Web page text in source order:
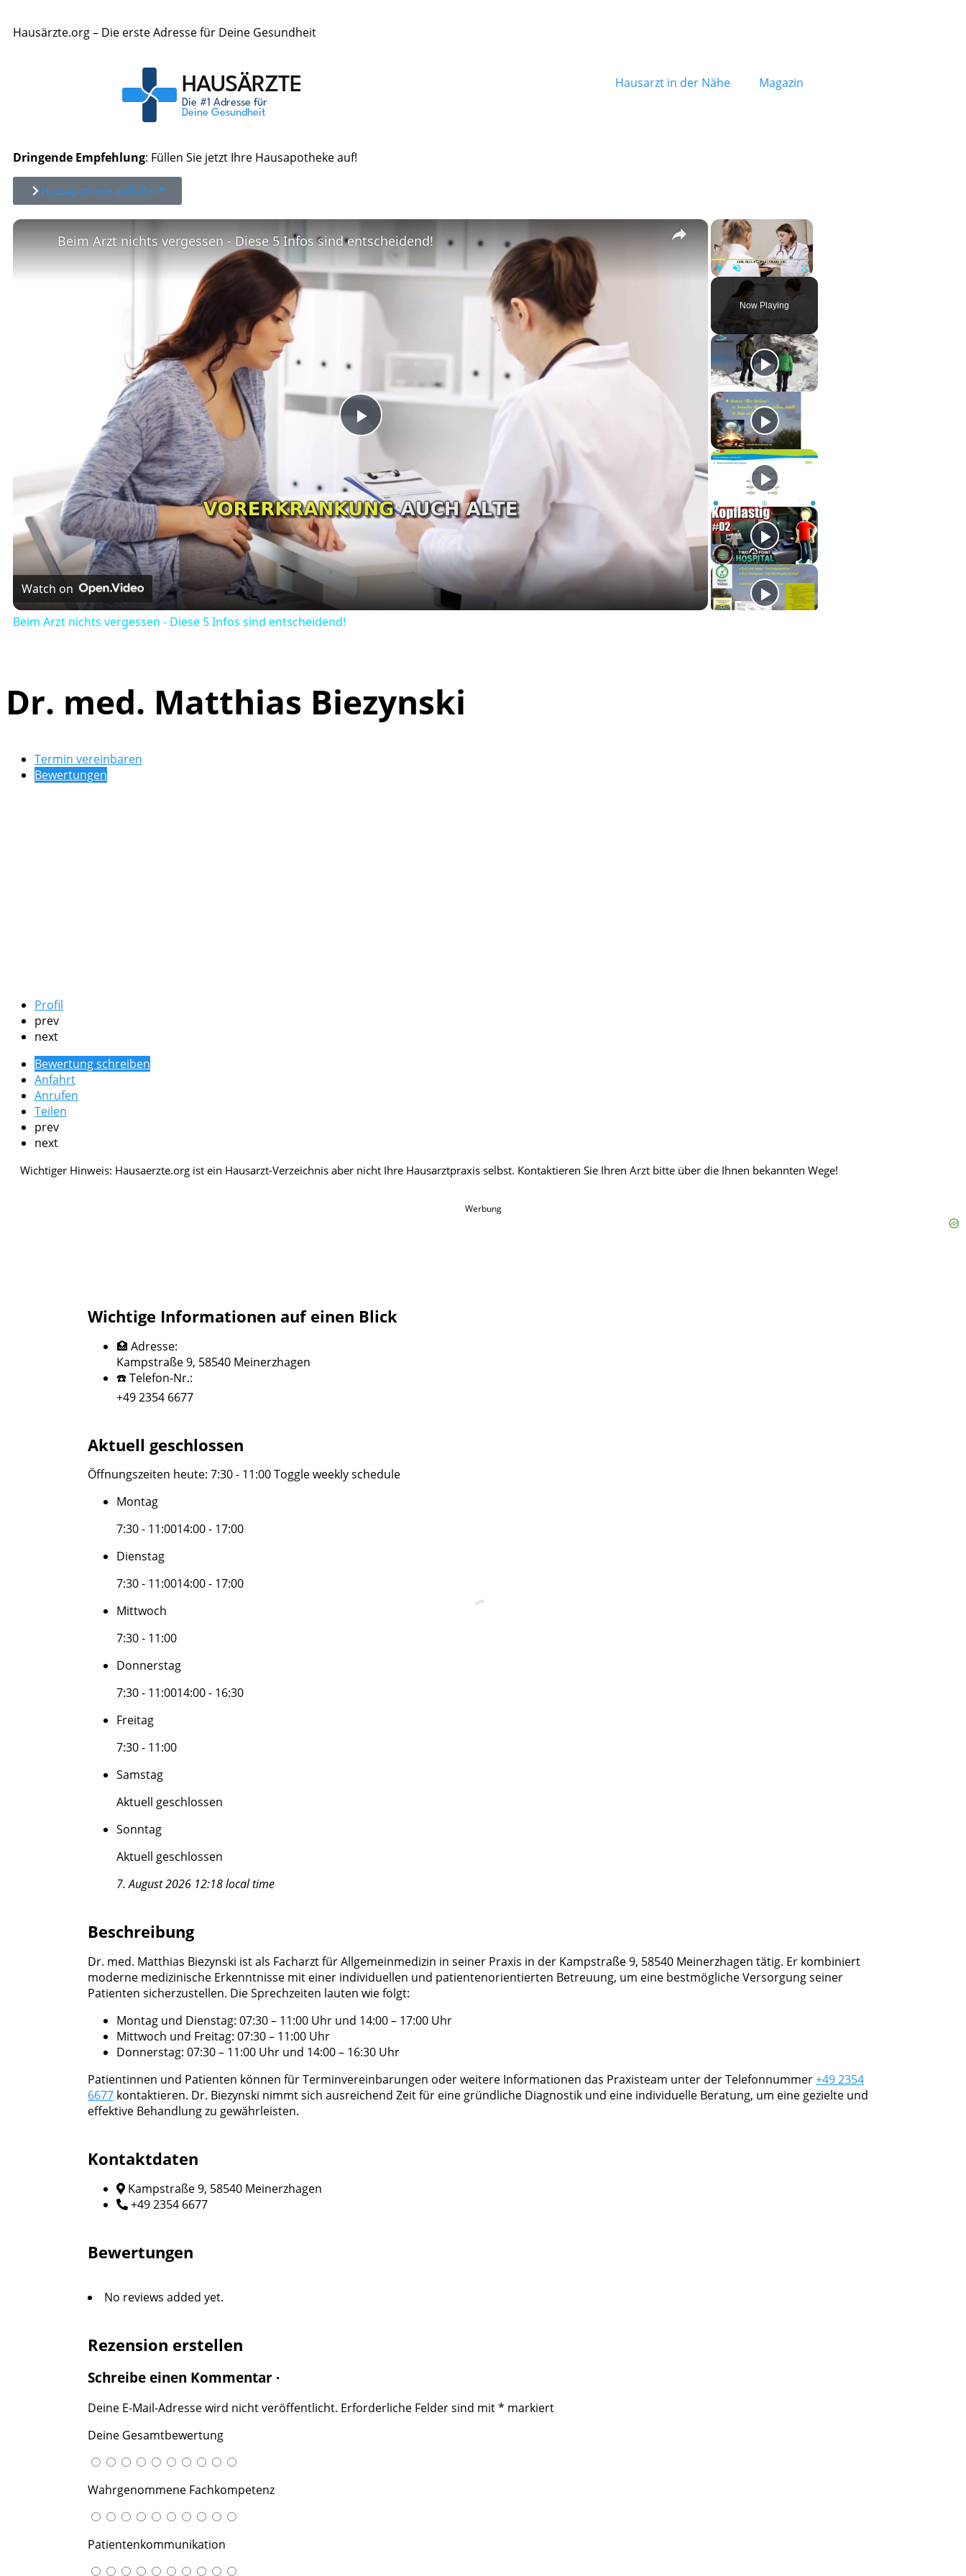
Hausärzte.org – Die erste Adresse für Deine Gesundheit
Hausarzt in der Nähe Magazin
Dringende Empfehlung: Füllen Sie jetzt Ihre Hausapotheke auf!
Hausapotheke auffüllen*
×
Unmute Fullscreen
Now Playing
×
Play
Video
Beim Arzt nichts vergessen - Diese 5 Infos sind entscheidend!
Watch on
Beim Arzt nichts vergessen - Diese 5 Infos sind entscheidend!
Dr. med. Matthias Biezynski
Termin vereinbaren
Bewertungen
Profil
prev
next
Bewertung schreiben
Anfahrt
Anrufen
Teilen
prev
next
Werbung
Wichtige Informationen auf einen Blick
🏥 Adresse:
Kampstraße 9, 58540 Meinerzhagen
☎️ Telefon-Nr.:
+49 2354 6677
Aktuell geschlossen
Öffnungszeiten heute: 7:30 - 11:00Toggle weekly schedule
Montag
7:30 - 11:0014:00 - 17:00
Dienstag
7:30 - 11:0014:00 - 17:00
Mittwoch
7:30 - 11:00
Donnerstag
7:30 - 11:0014:00 - 16:30
Freitag
7:30 - 11:00
Samstag
Aktuell geschlossen
Sonntag
Aktuell geschlossen
7. August 2026 12:18 local time
Beschreibung
Dr. med. Matthias Biezynski ist als Facharzt für Allgemeinmedizin in seiner Praxis in der Kampstraße 9, 58540 Meinerzhagen tätig. Er kombiniert
moderne medizinische Erkenntnisse mit einer individuellen und patientenorientierten Betreuung, um eine bestmögliche Versorgung seiner
Patienten sicherzustellen. Die Sprechzeiten lauten wie folgt:
Montag und Dienstag: 07:30 – 11:00 Uhr und 14:00 – 17:00 Uhr
Mittwoch und Freitag: 07:30 – 11:00 Uhr
Donnerstag: 07:30 – 11:00 Uhr und 14:00 – 16:30 Uhr
Patientinnen und Patienten können für Terminvereinbarungen oder weitere Informationen das Praxisteam unter der Telefonnummer+49 2354
6677 kontaktieren. Dr. Biezynski nimmt sich ausreichend Zeit für eine gründliche Diagnostik und eine individuelle Beratung, um eine gezielte und
effektive Behandlung zu gewährleisten.
Kontaktdaten
Kampstraße 9, 58540 Meinerzhagen
+49 2354 6677
Bewertungen
No reviews added yet.
Rezension erstellen
Schreibe einen Kommentar ·
Deine E-Mail-Adresse wird nicht veröffentlicht. Erforderliche Felder sind mit* markiert
Deine Gesamtbewertung
Wahrgenommene Fachkompetenz
Patientenkommunikation